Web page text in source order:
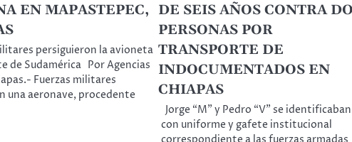
EN MAPASTEPEC,
persiguieron la avioneta
de Sudamérica Por Agencias
Fuerzas militares
una aeronave, procedente
DE SEIS AÑOS CONTRA
PERSONAS POR
TRANSPORTE DE
INDOCUMENTADOS EN
CHIAPAS
Jorge “M” y Pedro “V” se identificaban
con uniforme y gafete institucional